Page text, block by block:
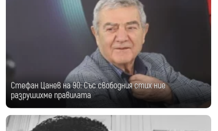
Стефан Цанев на 90: Със свободния стих ние
разрушихме правилата